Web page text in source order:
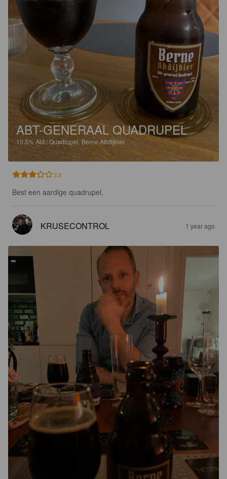
ABT-GENERAAL QUADRUPEL
10.5%Abt / Quadrupel. Berne Abdijbier.
3.3
Best een aardige quadrupel.
KRUSECONTROL 1 year ago